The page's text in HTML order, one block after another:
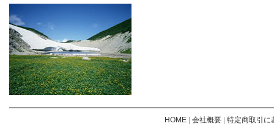
HOME| 会社概要| 特定商取引に